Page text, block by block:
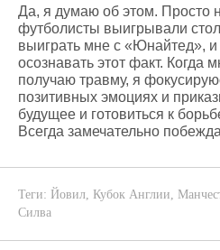
Да, я думаю об этом. Просто
футболисты выигрывали
выиграть мне с «Юнайтед», и
осознавать этот факт. Когда
получаю травму, я
позитивных эмоциях и
будущее и готовиться к
Всегда замечательно
Теги: Йовил, Кубок Англии,
Силва